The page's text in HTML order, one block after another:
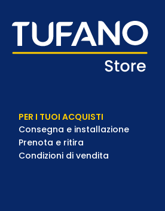
PER I TUOI ACQUISTI
Consegna e installazione
Prenota e ritira
Condizioni di vendita